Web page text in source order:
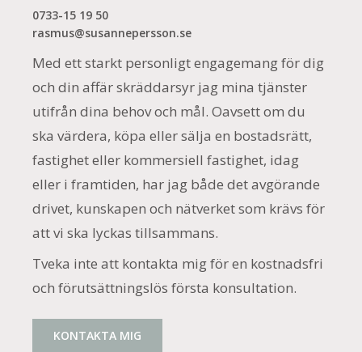
0733-15 19 50
rasmus@susannepersson.se
Med ett starkt personligt engagemang för dig
och din affär skräddarsyr jag mina tjänster
utifrån dina behov och mål. Oavsett om du
ska värdera, köpa eller sälja en bostadsrätt,
fastighet eller kommersiell fastighet, idag
eller i framtiden, har jag både det avgörande
drivet, kunskapen och nätverket som krävs för
att vi ska lyckas tillsammans.
Tveka inte att kontakta mig för en kostnadsfri
och förutsättningslös första konsultation.
KONTAKTA MIG